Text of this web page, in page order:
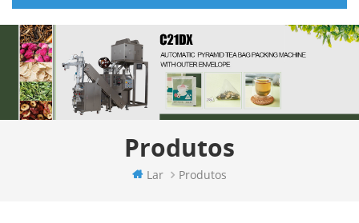
Produtos
Lar Produtos